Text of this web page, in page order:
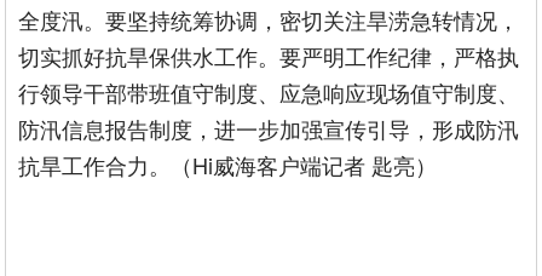
全度汛。要坚持统筹协调，密切关注旱涝急转情况，
切实抓好抗旱保供水工作。要严明工作纪律，严格执
行领导干部带班值守制度、应急响应现场值守制度、
防汛信息报告制度，进一步加强宣传引导，形成防汛
抗旱工作合力。（Hi威海客户端记者 匙亮）